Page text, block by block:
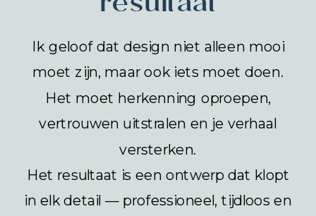
Ik geloof dat design niet alleen mooi
moet zijn, maar ook iets moet doen.
Het moet herkenning oproepen,
vertrouwen uitstralen en je verhaal
versterken.
Het resultaat is een ontwerp dat klopt
in elk detail — professioneel, tijdloos en